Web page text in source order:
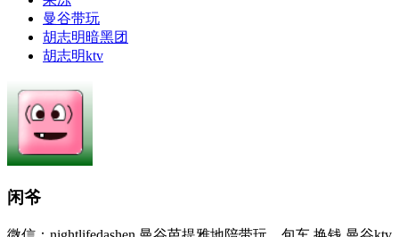
曼谷带玩
胡志明暗黑团
胡志明ktv
闲爷